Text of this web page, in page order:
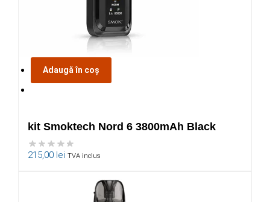
Adaugă în coș
kit Smoktech Nord 6 3800mAh Black
215,00 lei TVA inclus